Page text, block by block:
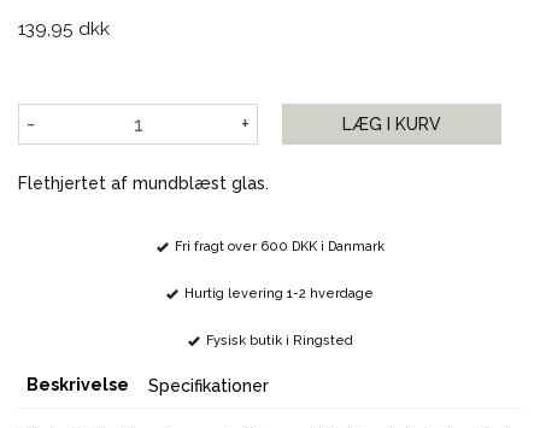
139,95 dkk
- + LÆG I KURV
Flethjertet af mundblæst glas.
Fri fragt over 600 DKK i Danmark
Hurtig levering 1-2 hverdage
Fysisk butik i Ringsted
Beskrivelse Specifikationer